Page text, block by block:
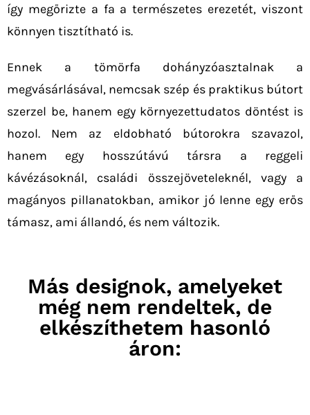
így megőrizte a fa a természetes erezetét, viszont
könnyen tisztítható is.
Ennek a tömörfa dohányzóasztalnak a
megvásárlásával, nemcsak szép és praktikus bútort
szerzel be, hanem egy környezettudatos döntést is
hozol. Nem az eldobható bútorokra szavazol,
hanem egy hosszútávú társra a reggeli
kávézásoknál, családi összejöveteleknél, vagy a
magányos pillanatokban, amikor jó lenne egy erős
támasz, ami állandó, és nem változik.
Más designok, amelyeket
még nem rendeltek, de
elkészíthetem hasonló
áron: